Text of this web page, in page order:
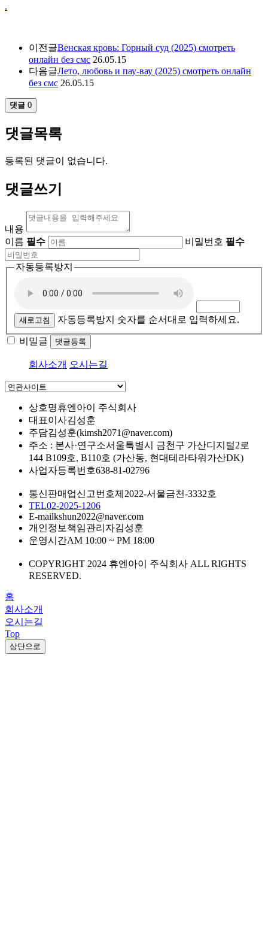
.
이전글Венская кровь: Горный суд (2025) смотреть
онлайн без смс 26.05.15
다음글Лето, любовь и пау-вау (2025) смотреть онлайн
без смс 26.05.15
댓글 0
댓글목록
등록된 댓글이 없습니다.
댓글쓰기
내용
이름 필수 비밀번호 필수
자동등록방지
새로고침 자동등록방지 숫자를 순서대로 입력하세요.
비밀글 댓글등록
회사소개 오시는길
상호명휴엔아이 주식회사
대표이사김성훈
주담김성훈(kimsh2071@naver.com)
주소 : 본사·연구소서울특별시 금천구 가산디지털2로
144 B109호, B110호 (가산동, 현대테라타워가산DK)
사업자등록번호638-81-02796
통신판매업신고번호제2022-서울금천-3332호
TEL02-2025-1206
E-mailkshun2022@naver.com
개인정보책임관리자김성훈
운영시간AM 10:00 ~ PM 18:00
COPYRIGHT 2024 휴엔아이 주식회사 ALL RIGHTS
RESERVED.
홈
회사소개
오시는길
Top
상단으로